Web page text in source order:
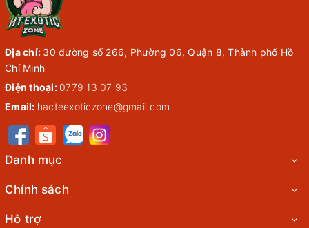
Địa chỉ: 30 đường số 266, Phường 06, Quận 8, Thành phố Hồ
Chí Minh
Điện thoại: 0779 13 07 93
Email: hacteexoticzone@gmail.com
Danh mục
Chính sách
Hỗ trợ